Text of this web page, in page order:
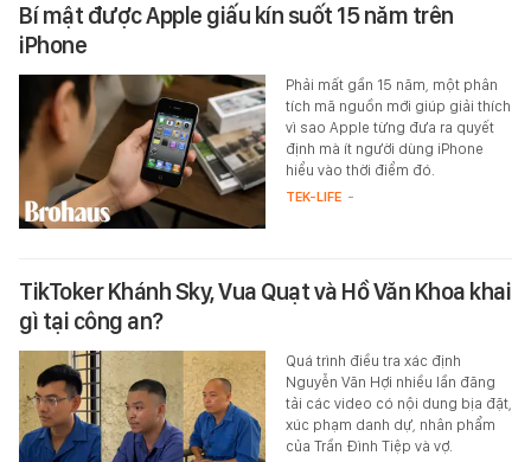
Bí mật được Apple giấu kín suốt 15 năm trên
iPhone
Phải mất gần 15 năm, một phân
tích mã nguồn mới giúp giải thích
vì sao Apple từng đưa ra quyết
định mà ít người dùng iPhone
hiểu vào thời điểm đó.
TEK-LIFE -
TikToker Khánh Sky, Vua Quạt và Hồ Văn Khoa khai
gì tại công an?
Quá trình điều tra xác định
Nguyễn Văn Hợi nhiều lần đăng
tải các video có nội dung bịa đặt,
xúc phạm danh dự, nhân phẩm
của Trần Đình Tiệp và vợ.